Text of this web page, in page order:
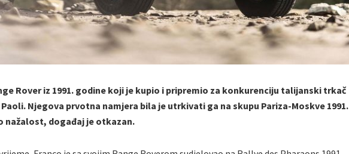
Rover iz 1991. godine koji je kupio i pripremio za konkurenciju talijanski trkač
Paoli. Njegova prvotna namjera bila je utrkivati ga na skupu Pariza-Moskve 1991.
nažalost, događaj je otkazan.